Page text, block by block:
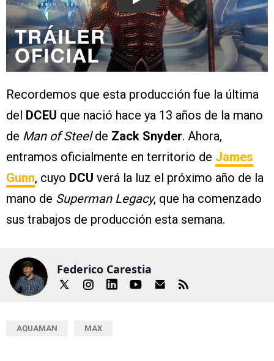
Play
Recordemos que esta producción fue la última
del DCEU que nació hace ya 13 años de la mano
de Man of Steelde Zack Snyder. Ahora,
entramos oficialmente en territorio de James
Gunn, cuyo DCU verá la luz el próximo año de la
mano de Superman Legacy, que ha comenzado
sus trabajos de producción esta semana.
Federico Carestia
AQUAMAN MAX